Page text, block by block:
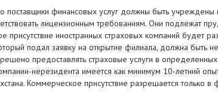
поставщики финансовых услуг должны быть
лицензионным требованиям. Они подлежат
присутствие иностранных страховых компаний будет
подал заявку на открытие филиала, должна быть
предоставлять страховые услуги в
нерезидента имеется как минимум 10-летний
Коммерческое присутствие разрешается только